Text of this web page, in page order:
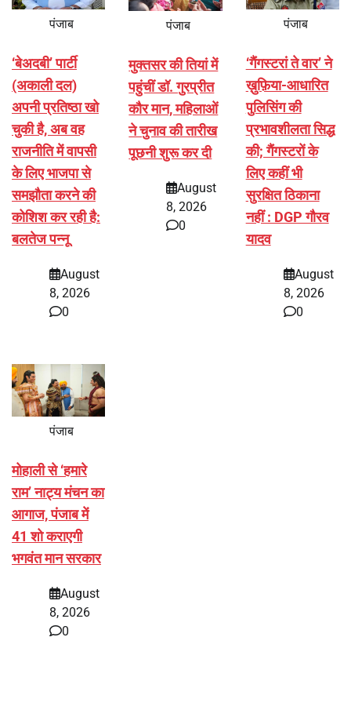
पंजाब
‘बेअदबी’ पार्टी
(अकाली दल)
अपनी प्रतिष्ठा खो
चुकी है, अब वह
राजनीति में वापसी
के लिए भाजपा से
समझौता करने की
कोशिश कर रही है:
बलतेज पन्नू
August
8, 2026
0
पंजाब
मुक्तसर की तियां में
पहुंचीं डॉ. गुरप्रीत
कौर मान, महिलाओं
ने चुनाव की तारीख
पूछनी शुरू कर दी
August
8, 2026
0
पंजाब
‘गैंगस्टरां ते वार’ ने
ख़ुफ़िया-आधारित
पुलिसिंग की
प्रभावशीलता सिद्ध
की; गैंगस्टरों के
लिए कहीं भी
सुरक्षित ठिकाना
नहीं : DGP गौरव
यादव
August
8, 2026
0
पंजाब
मोहाली से ‘हमारे
राम’ नाट्य मंचन का
आगाज, पंजाब में
41 शो कराएगी
भगवंत मान सरकार
August
8, 2026
0